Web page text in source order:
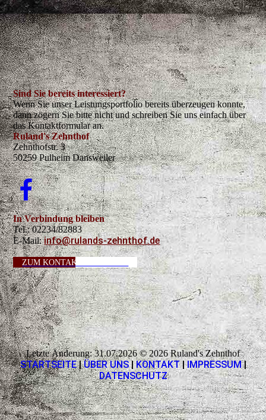
Sind Sie bereits interessiert?
Wenn Sie unser Leistungsportfolio bereits überzeugen konnte,
dann zögern Sie bitte nicht und schreiben Sie uns einfach über
das Kontaktformular an.
Ruland's Zehnthof
Zehnthofstr. 3
50259 Pulheim Dansweiler
In Verbindung bleiben
Tel.: 02234/82883
E-Mail:info@rulands-zehnthof.de
ZUM KONTAKTFORMULAR
Letzte Änderung: 31.07.2026 © 2026 Ruland's Zehnthof
STARTSEITE|ÜBER UNS|KONTAKT|IMPRESSUM|
DATENSCHUTZ